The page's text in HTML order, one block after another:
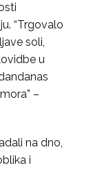
“Trgovalo
soli,
u
–
na dno,
i